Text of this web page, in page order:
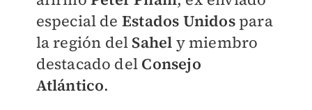
especial de Estados Unidos para
la región del Sahel y miembro
destacado del Consejo
Atlántico.